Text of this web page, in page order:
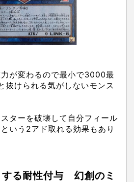
が変わるので最小で3000最
抜けられる気がしないモンス
ターを破壊して自分フィール
いう2アド取れる効果もあり
する耐性付与 幻創のミ